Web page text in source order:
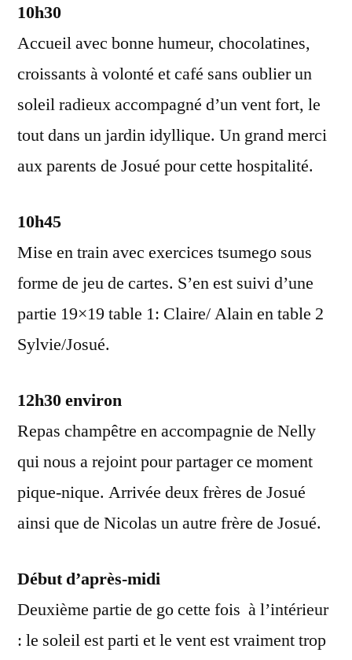
10h30
Accueil avec bonne humeur, chocolatines,
croissants à volonté et café sans oublier un
soleil radieux accompagné d’un vent fort, le
tout dans un jardin idyllique. Un grand merci
aux parents de Josué pour cette hospitalité.
10h45
Mise en train avec exercices tsumego sous
forme de jeu de cartes. S’en est suivi d’une
partie 19×19 table 1: Claire/ Alain en table 2
Sylvie/Josué.
12h30 environ
Repas champêtre en accompagnie de Nelly
qui nous a rejoint pour partager ce moment
pique-nique. Arrivée deux frères de Josué
ainsi que de Nicolas un autre frère de Josué.
Début d’après-midi
Deuxième partie de go cette fois à l’intérieur
: le soleil est parti et le vent est vraiment trop